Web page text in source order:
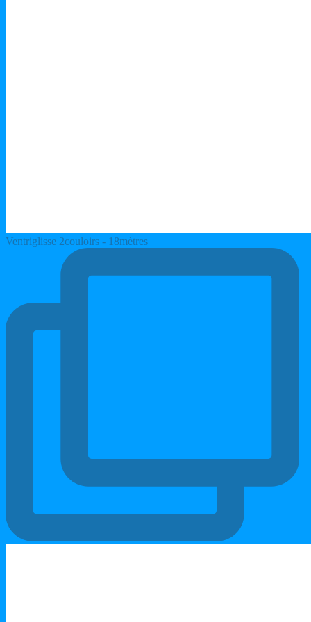
Ventriglisse 2couloirs - 18mètres